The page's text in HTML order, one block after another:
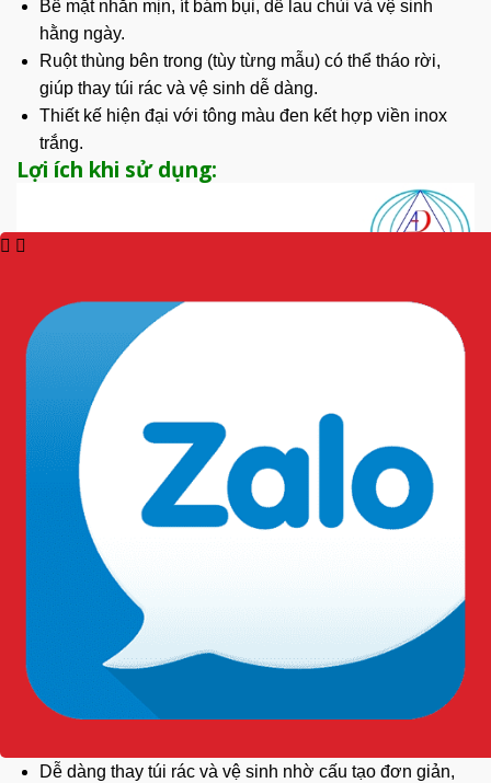
Bề mặt nhẵn mịn, ít bám bụi, dễ lau chùi và vệ sinh
hằng ngày.
Ruột thùng bên trong (tùy từng mẫu) có thể tháo rời,
giúp thay túi rác và vệ sinh dễ dàng.
Thiết kế hiện đại với tông màu đen kết hợp viền inox
trắng.
Lợi ích khi sử dụng:
Giúp thu gom rác thải nhanh chóng, giữ không gian
luôn sạch sẽ và ngăn nắp.
Giảm tiếp xúc trực tiếp với rác thải, góp phần bảo vệ
Dễ dàng thay túi rác và vệ sinh nhờ cấu tạo đơn giản,